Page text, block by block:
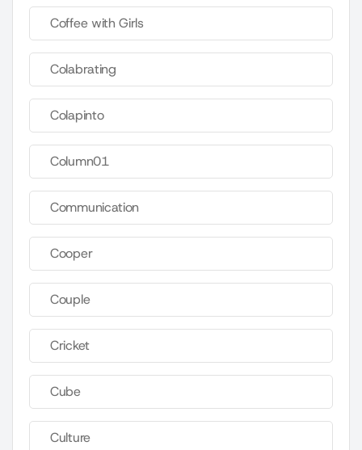
Coffee with Girls
Colabrating
Colapinto
Column01
Communication
Cooper
Couple
Cricket
Cube
Culture